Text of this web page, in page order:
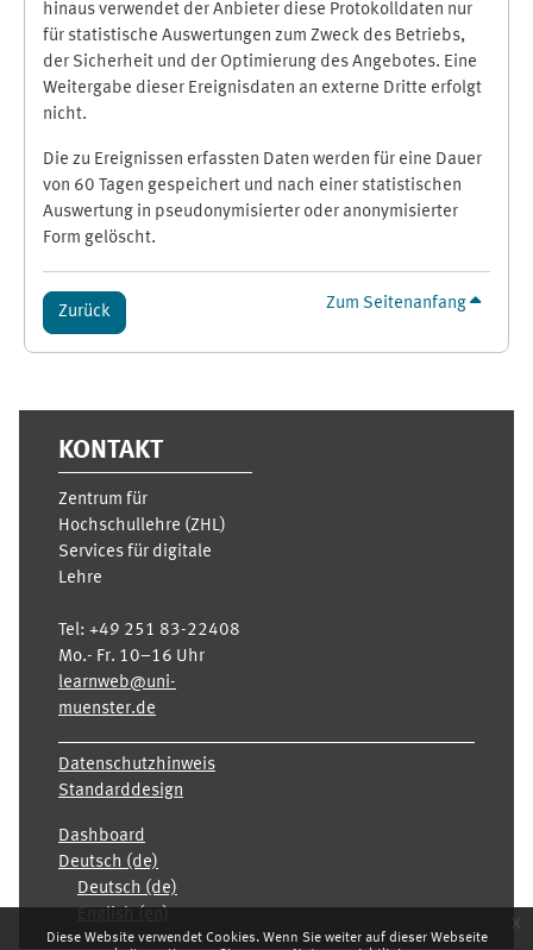
Diese Website verwendet Cookies. Wenn Sie weiter auf dieser Webseite
x
hinaus verwendet der Anbieter diese Protokolldaten nur
für statistische Auswertungen zum Zweck des Betriebs,
der Sicherheit und der Optimierung des Angebotes. Eine
Weitergabe dieser Ereignisdaten an externe Dritte erfolgt
nicht.
Die zu Ereignissen erfassten Daten werden für eine Dauer
von 60 Tagen gespeichert und nach einer statistischen
Auswertung in pseudonymisierter oder anonymisierter
Form gelöscht.
Zurück Zum Seitenanfang
KONTAKT
Zentrum für
Hochschullehre (ZHL)
Services für digitale
Lehre
Tel: +49 251 83-22408
Mo.- Fr. 10–16 Uhr
learnweb@uni-
muenster.de
Datenschutzhinweis
Standarddesign
Dashboard
Deutsch ‎(de)‎
Deutsch ‎(de)‎